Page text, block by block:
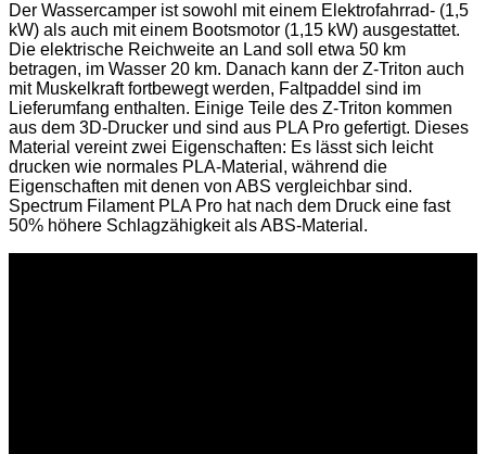
Der Wassercamper ist sowohl mit einem Elektrofahrrad- (1,5
kW) als auch mit einem Bootsmotor (1,15 kW) ausgestattet.
Die elektrische Reichweite an Land soll etwa 50 km
betragen, im Wasser 20 km. Danach kann der Z-Triton auch
mit Muskelkraft fortbewegt werden, Faltpaddel sind im
Lieferumfang enthalten. Einige Teile des Z-Triton kommen
aus dem 3D-Drucker und sind aus PLA Pro gefertigt. Dieses
Material vereint zwei Eigenschaften: Es lässt sich leicht
drucken wie normales PLA-Material, während die
Eigenschaften mit denen von ABS vergleichbar sind.
Spectrum Filament PLA Pro hat nach dem Druck eine fast
50% höhere Schlagzähigkeit als ABS-Material.